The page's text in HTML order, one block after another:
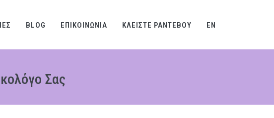
BLOG ΕΠΙΚΟΙΝΩΝΙΑ ΚΛΕΙΣΤΕ ΡΑΝΤΕΒΟΥ EN
Σας